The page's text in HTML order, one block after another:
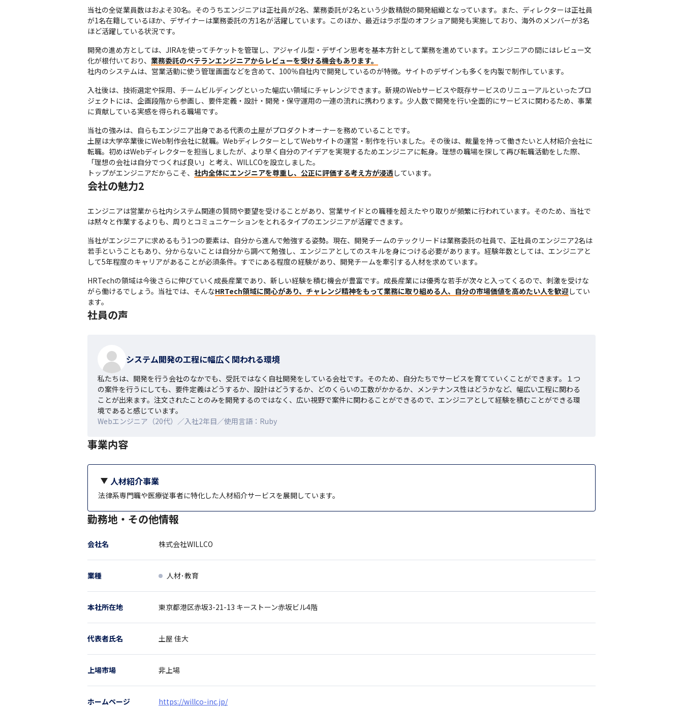
当社の全従業員数はおよそ30名。そのうちエンジニアは正社員が2名、業務委託が2名という少数精鋭の開発組織となっています。また、ディレクターは正社員
が1名在籍しているほか、デザイナーは業務委託の方1名が活躍しています。このほか、最近はラボ型のオフショア開発も実施しており、海外のメンバーが3名
ほど活躍している状況です。
開発の進め方としては、JIRAを使ってチケットを管理し、アジャイル型・デザイン思考を基本方針として業務を進めています。エンジニアの間にはレビュー文
化が根付いており、 業務委託のベテランエンジニアからレビューを受ける機会もあります。
社内のシステムは、営業活動に使う管理画面などを含めて、100％自社内で開発しているのが特徴。サイトのデザインも多くを内製で制作しています。
入社後は、技術選定や採用、チームビルディングといった幅広い領域にチャレンジできます。新規のWebサービスや既存サービスのリニューアルといったプロ
ジェクトには、企画段階から参画し、要件定義・設計・開発・保守運用の一連の流れに携わります。少人数で開発を行い全面的にサービスに関わるため、事業
に貢献している実感を得られる職場です。
当社の強みは、自らもエンジニア出身である代表の土屋がプロダクトオーナーを務めていることです。
土屋は大学卒業後にWeb制作会社に就職。WebディレクターとしてWebサイトの運営・制作を行いました。その後は、裁量を持って働きたいと人材紹介会社に
転職。初めはWebディレクターを担当しましたが、より早く自分のアイデアを実現するためエンジニアに転身。理想の職場を探して再び転職活動をした際、
「理想の会社は自分でつくれば良い」と考え、WILLCOを設立しました。
トップがエンジニアだからこそ、 社内全体にエンジニアを尊重し、公正に評価する考え方が浸透しています。
会社の魅力2
エンジニアは営業から社内システム関連の質問や要望を受けることがあり、営業サイドとの職種を超えたやり取りが頻繁に行われています。そのため、当社で
は黙々と作業するよりも、周りとコミュニケーションをとれるタイプのエンジニアが活躍できます。
当社がエンジニアに求めるもう1つの要素は、自分から進んで勉強する姿勢。現在、開発チームのテックリードは業務委託の社員で、正社員のエンジニア2名は
若手ということもあり、分からないことは自分から調べて勉強し、エンジニアとしてのスキルを身につける必要があります。経験年数としては、エンジニアと
して5年程度のキャリアがあることが必須条件。すでにある程度の経験があり、開発チームを牽引する人材を求めています。
HRTechの領域は今後さらに伸びていく成長産業であり、新しい経験を積む機会が豊富です。成長産業には優秀な若手が次々と入ってくるので、刺激を受けな
がら働けるでしょう。当社では、そんなHRTech領域に関心があり、チャレンジ精神をもって業務に取り組める人、自分の市場価値を高めたい人を歓迎してい
ます。
社員の声
システム開発の工程に幅広く関われる環境
私たちは、開発を行う会社のなかでも、受託ではなく自社開発をしている会社です。そのため、自分たちでサービスを育てていくことができます。１つ
の案件を行うにしても、要件定義はどうするか、設計はどうするか、どのくらいの工数がかかるか、メンテナンス性はどうかなど、幅広い工程に関わる
ことが出来ます。注文されたことのみを開発するのではなく、広い視野で案件に関わることができるので、エンジニアとして経験を積むことができる環
境であると感じています。
Webエンジニア（20代）／入社2年目／使用言語：Ruby
事業内容
人材紹介事業
法律系専門職や医療従事者に特化した人材紹介サービスを展開しています。
勤務地・その他情報
会社名 株式会社WILLCO
業種 人材･教育
本社所在地 東京都港区赤坂3-21-13 キーストーン赤坂ビル4階
代表者氏名 土屋 佳大
上場市場 非上場
ホームページ https://willco-inc.jp/